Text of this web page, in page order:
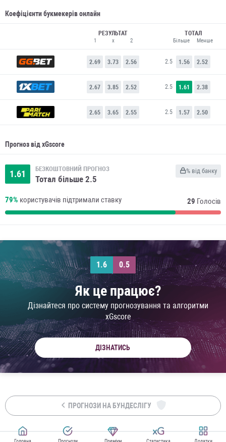
Коефіцієнти букмекерів онлайн
РЕЗУЛЬТАТ
1
2.69
x
3.73
2
2.56
ТОТАЛ
2.5
Більше
1.56
Менше
2.52
2.67 3.85 2.52 2.5 1.61 2.38
2.65 3.65 2.55 2.5 1.57 2.50
Прогноз від xGscore
1.61 БЕЗКОШТОВНИЙ ПРОГНОЗ
Тотал більше 2.5
% від банку
79% користувачів підтримали ставку 29 Голосів
1.6 0.5
Як це працює?
Дізнайтеся про систему прогнозування та алгоритми
xGscore
ДІЗНАТИСЬ
ПРОГНОЗИ НА БУНДЕСЛІГУ